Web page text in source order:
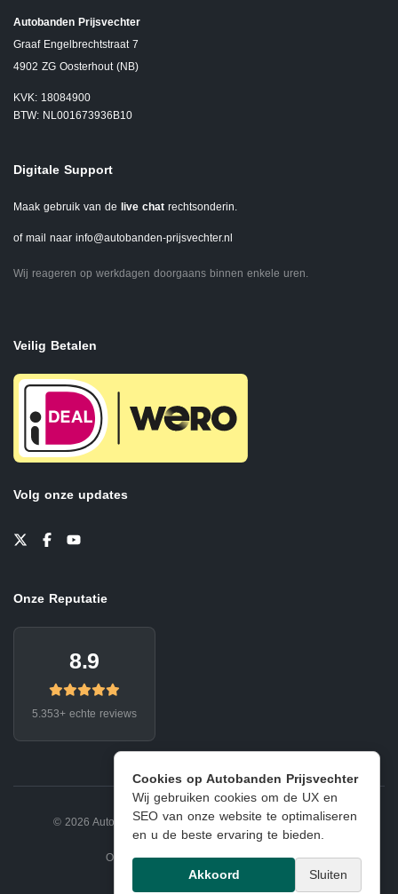
Cookies op Autobanden Prijsvechter
Wij gebruiken cookies om de UX en
SEO van onze website te optimaliseren
en u de beste ervaring te bieden.
Akkoord Sluiten
Autobanden Prijsvechter
Graaf Engelbrechtstraat 7
4902 ZG Oosterhout (NB)
KVK: 18084900
BTW: NL001673936B10
Digitale Support
Maak gebruik van de live chat rechtsonderin.
of mail naar info@autobanden-prijsvechter.nl
Wij reageren op werkdagen doorgaans binnen enkele uren.
Veilig Betalen
Volg onze updates
Onze Reputatie
8.9
5.353+ echte reviews
© 2026 Autobanden Prijsvechter. Privacy | Voorwaarden
Onderdeel van EJ Banden Oosterhout